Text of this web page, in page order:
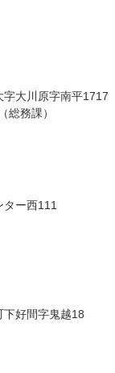
大川原字南平1717
総務課）
ター西111
下好間字鬼越18